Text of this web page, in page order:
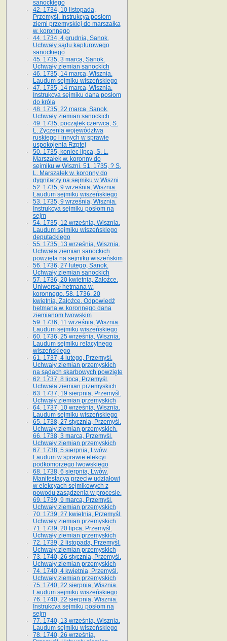
sanockiego
42. 1734, 10 listopada,
Przemyśl. Instrukcya posłom
ziemi przemyskiej do marszałka
w. koronnego
44. 1734, 4 grudnia, Sanok.
Uchwały sądu kapturowego
sanockiego
45. 1735, 3 marca, Sanok.
Uchwały ziemian sanockich
46. 1735, 14 marca, Wisznia.
Laudum sejmiku wiszeńskiego
47. 1735, 14 marca, Wisznia.
Instrukcya sejmiku dana posłom
do króla
48. 1735, 22 marca, Sanok.
Uchwały ziemian sanockich
49. 1735, początek czerwca, S.
L. Życzenia województwa
ruskiego i innych w sprawie
uspokojenia Rzptej
50. 1735, koniec lipca, S. L.
Marszałek w. koronny do
sejmiku w Wiszni. 51. 1735, ? S.
L. Marszałek w. koronny do
dygnitarzy na sejmiku w Wiszni
52. 1735, 9 września, Wisznia.
Laudum sejmiku wiszeńskiego
53. 1735, 9 września, Wisznia.
Instrukcya sejmiku posłom na
sejm
54. 1735, 12 września, Wisznia.
Laudum sejmiku wiszeńskiego
deputackiego
55. 1735, 13 września, Wisznia.
Uchwała ziemian sanockich
powzięta na sejmiku wiszeńskim
56. 1736, 27 lutego, Sanok.
Uchwały ziemian sanockich
57. 1736, 20 kwietnia, Załoźce.
Uniwersał hetmana w.
koronnego. 58. 1736. 20
kwietnia, Załoźce. Odpowiedź
hetmana w. koronnego dana
ziemianom lwowskim
59. 1736, 11 września, Wisznia.
Laudum sejmiku wiszeńskiego
60. 1736, 25 września, Wisznia.
Laudum sejmiku relacyjnego
wiszeńskiego
61. 1737, 4 lutego, Przemyśl.
Uchwały ziemian przemyskich
na sądach skarbowych powzięte
62. 1737, 8 lipca, Przemyśl.
Uchwała ziemian przemyskich
63. 1737, 19 sierpnia, Przemyśl.
Uchwały ziemian przemyskich
64. 1737, 10 września, Wisznia.
Laudum sejmiku wiszeńskiego
65. 1738, 27 stycznia, Przemyśl.
Uchwały ziemian przemyskich­­.
66. 1738, 3 marca, Przemyśl.
Uchwały ziemian przemyskich­
67. 1738, 5 sierpnia, Lwów.
Laudum w sprawie elekcyi
podkomorzego lwowskiego
68. 1738, 6 sierpnia, Lwów.
Manifestacya przeciw udziałowi
w elekcyach sejmikowych z
powodu zasądzenia w procesie.
69. 1739, 9 marca, Przemyśl.
Uchwały ziemian przemyskich
70. 1739, 27 kwietnia, Przemyśl.
Uchwały ziemian przemyskich
71. 1739, 20 lipca, Przemyśl.
Uchwały ziemian przemyskich
72. 1739, 2 listopada, Przemyśl.
Uchwały ziemian przemyskich
73. 1740, 26 stycznia, Przemyśl.
Uchwały ziemian przemyskich
74. 1740, 4 kwietnia, Przemyśl.
Uchwały ziemian przemyskich
75. 1740, 22 sierpnia, Wisznia.
Laudum sejmiku wiszeńskiego
76. 1740, 22 sierpnia, Wisznia.
Instrukcya sejmiku posłom na
sejm
77. 1740, 13 września, Wisznia.
Laudum sejmiku wiszeńskiego
78. 1740, 26 września,